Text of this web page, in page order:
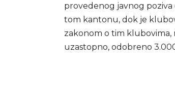
provedenog javnog
tom kantonu, dok je
zakonom o tim
uzastopno, odobreno